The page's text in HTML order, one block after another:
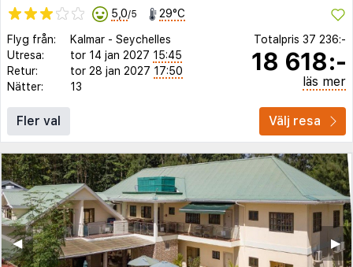
5,0/5 29°C
Flyg från: Kalmar - Seychelles
Utresa:
tor 14 jan 2027 15:45
Retur:
tor 28 jan 2027 17:50
Nätter:
13
Totalpris 37 236:-
18 618:-
läs mer
Fler val Välj resa
▶︎
◀︎